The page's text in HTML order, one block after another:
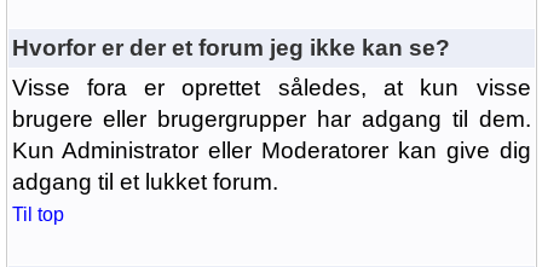
Hvorfor er der et forum jeg ikke kan se?
Visse fora er oprettet således, at kun visse
brugere eller brugergrupper har adgang til dem.
Kun Administrator eller Moderatorer kan give dig
adgang til et lukket forum.
Til top